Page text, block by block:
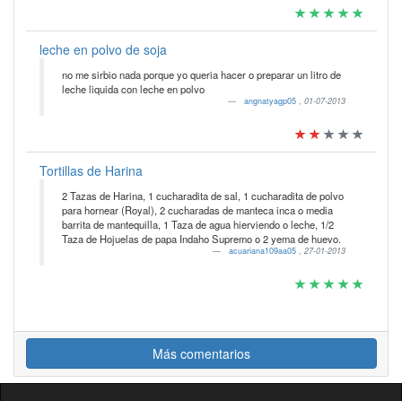
leche en polvo de soja
no me sirbio nada porque yo queria hacer o preparar un litro de
leche liquida con leche en polvo
angnatyagp05 , 01-07-2013
Tortillas de Harina
2 Tazas de Harina, 1 cucharadita de sal, 1 cucharadita de polvo
para hornear (Royal), 2 cucharadas de manteca inca o media
barrita de mantequilla, 1 Taza de agua hierviendo o leche, 1/2
Taza de Hojuelas de papa Indaho Supremo o 2 yema de huevo.
acuariana109aa05 , 27-01-2013
Más comentarios